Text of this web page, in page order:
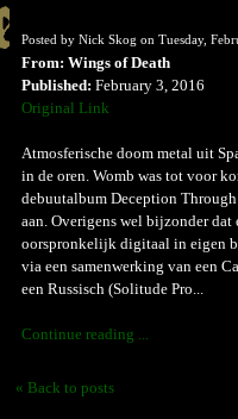
Posted by Nick Skog on Tuesday,
From: Wings of Death
Published: February 3, 2016
Original Link
Atmosferische doom metal uit
in de oren. Womb was tot voor
debuutalbum Deception
aan. Overigens wel bijzonder dat
oorspronkelijk digitaal in eigen
via een samenwerking van een
een Russisch (Solitude Pro...
Continue reading ...
« Back to posts